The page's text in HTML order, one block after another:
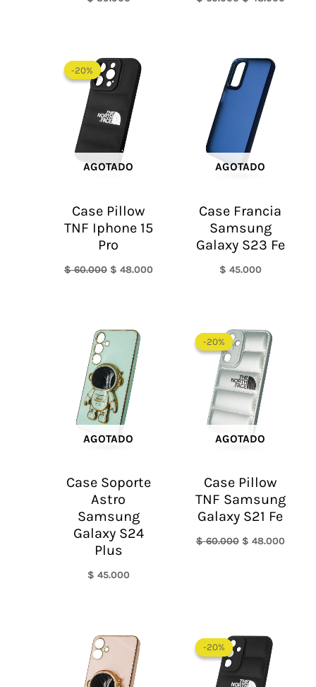
-20%
AGOTADO
-20%
Case Pillow
TNF Iphone 15
Pro
$60.000
precio
original
era:
$ 60.000.
$ 48.000
AGOTADO
Case Francia
Samsung
Galaxy S23 Fe
$ 45.000
AGOTADO
Case Soporte
Astro
Samsung
Galaxy S24
Plus
$ 45.000
-20%
AGOTADO
-20%
Case Pillow
TNF Samsung
Galaxy S21 Fe
$60.000
precio
original
era:
$ 60.000.
$ 48.000
-20%
-20%
precio
original
era:
$ 60.000.